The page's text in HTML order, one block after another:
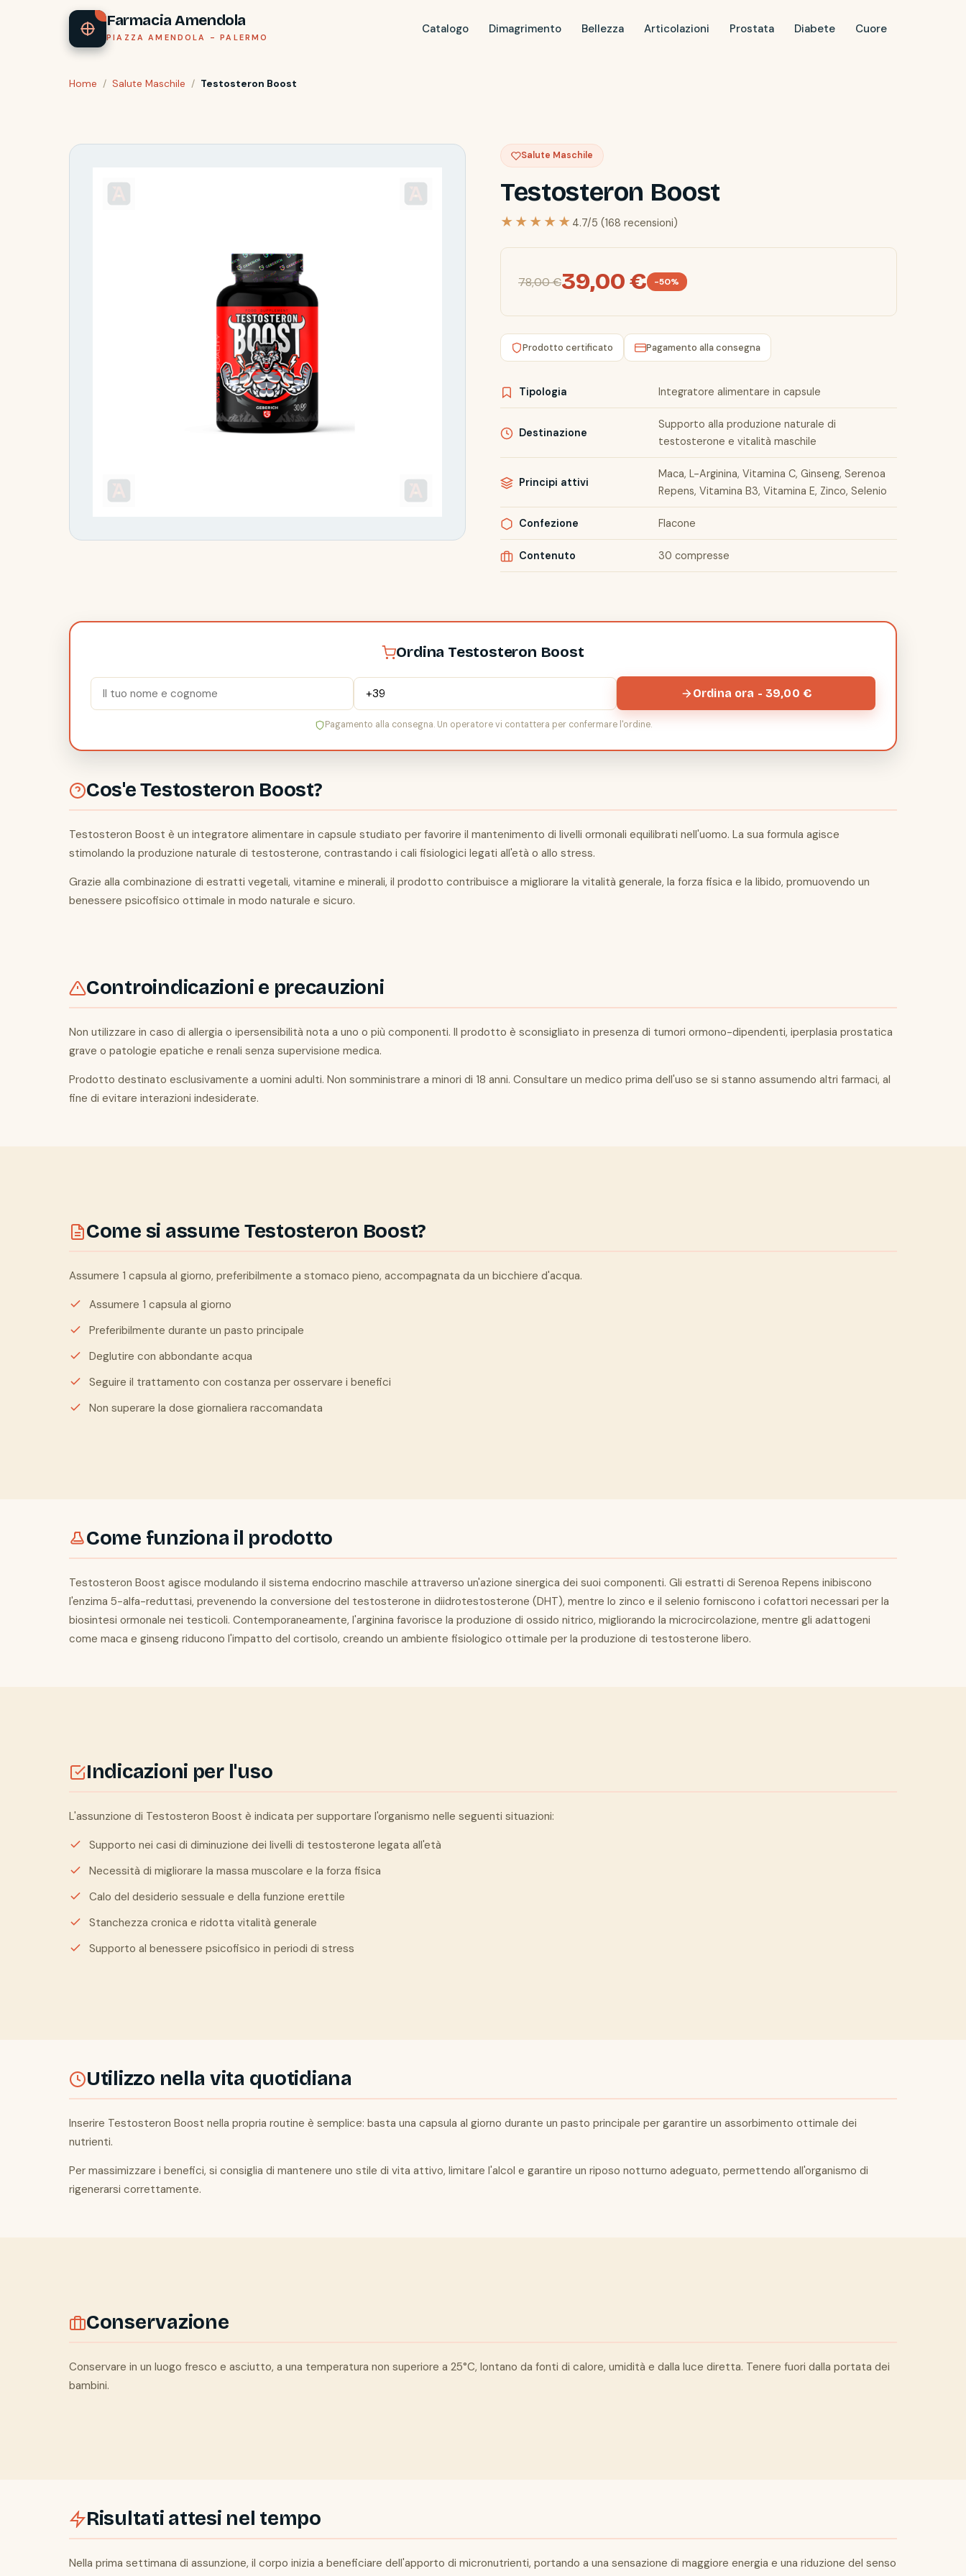
Farmacia Amendola
PIAZZA AMENDOLA - PALERMO
Catalogo Dimagrimento Bellezza Articolazioni Prostata Diabete Cuore
Home / Salute Maschile / Testosteron Boost
Salute Maschile
Testosteron Boost
★★★★★ 4.7/5 (168 recensioni)
78,00 €39,00 € -50%
Prodotto certificato Pagamento alla consegna
Tipologia Integratore alimentare in capsule
Destinazione
Supporto alla produzione naturale di
testosterone e vitalità maschile
Principi attivi
Maca, L-Arginina, Vitamina C, Ginseng, Serenoa
Repens, Vitamina B3, Vitamina E, Zinco, Selenio
Confezione Flacone
Contenuto 30 compresse
Ordina Testosteron Boost
Ordina ora - 39,00 €
Pagamento alla consegna. Un operatore vi contattera per confermare l'ordine.
Cos'e Testosteron Boost?
Testosteron Boost è un integratore alimentare in capsule studiato per favorire il mantenimento di livelli ormonali equilibrati nell'uomo. La sua formula agisce
stimolando la produzione naturale di testosterone, contrastando i cali fisiologici legati all'età o allo stress.
Grazie alla combinazione di estratti vegetali, vitamine e minerali, il prodotto contribuisce a migliorare la vitalità generale, la forza fisica e la libido, promuovendo un
benessere psicofisico ottimale in modo naturale e sicuro.
Controindicazioni e precauzioni
Non utilizzare in caso di allergia o ipersensibilità nota a uno o più componenti. Il prodotto è sconsigliato in presenza di tumori ormono-dipendenti, iperplasia prostatica
grave o patologie epatiche e renali senza supervisione medica.
Prodotto destinato esclusivamente a uomini adulti. Non somministrare a minori di 18 anni. Consultare un medico prima dell'uso se si stanno assumendo altri farmaci, al
fine di evitare interazioni indesiderate.
Come si assume Testosteron Boost?
Assumere 1 capsula al giorno, preferibilmente a stomaco pieno, accompagnata da un bicchiere d'acqua.
Assumere 1 capsula al giorno
Preferibilmente durante un pasto principale
Deglutire con abbondante acqua
Seguire il trattamento con costanza per osservare i benefici
Non superare la dose giornaliera raccomandata
Come funziona il prodotto
Testosteron Boost agisce modulando il sistema endocrino maschile attraverso un'azione sinergica dei suoi componenti. Gli estratti di Serenoa Repens inibiscono
l'enzima 5-alfa-reduttasi, prevenendo la conversione del testosterone in diidrotestosterone (DHT), mentre lo zinco e il selenio forniscono i cofattori necessari per la
biosintesi ormonale nei testicoli. Contemporaneamente, l'arginina favorisce la produzione di ossido nitrico, migliorando la microcircolazione, mentre gli adattogeni
come maca e ginseng riducono l'impatto del cortisolo, creando un ambiente fisiologico ottimale per la produzione di testosterone libero.
Indicazioni per l'uso
L'assunzione di Testosteron Boost è indicata per supportare l'organismo nelle seguenti situazioni:
Supporto nei casi di diminuzione dei livelli di testosterone legata all'età
Necessità di migliorare la massa muscolare e la forza fisica
Calo del desiderio sessuale e della funzione erettile
Stanchezza cronica e ridotta vitalità generale
Supporto al benessere psicofisico in periodi di stress
Utilizzo nella vita quotidiana
Inserire Testosteron Boost nella propria routine è semplice: basta una capsula al giorno durante un pasto principale per garantire un assorbimento ottimale dei
nutrienti.
Per massimizzare i benefici, si consiglia di mantenere uno stile di vita attivo, limitare l'alcol e garantire un riposo notturno adeguato, permettendo all'organismo di
rigenerarsi correttamente.
Conservazione
Conservare in un luogo fresco e asciutto, a una temperatura non superiore a 25°C, lontano da fonti di calore, umidità e dalla luce diretta. Tenere fuori dalla portata dei
bambini.
Risultati attesi nel tempo
Nella prima settimana di assunzione, il corpo inizia a beneficiare dell'apporto di micronutrienti, portando a una sensazione di maggiore energia e una riduzione del senso